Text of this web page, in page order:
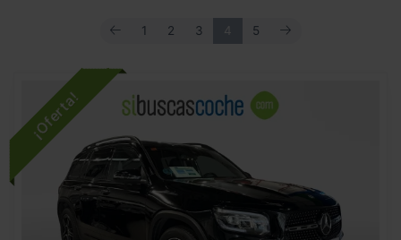
ANTERIOR
1 2 3 4 5 SIGUIENTE